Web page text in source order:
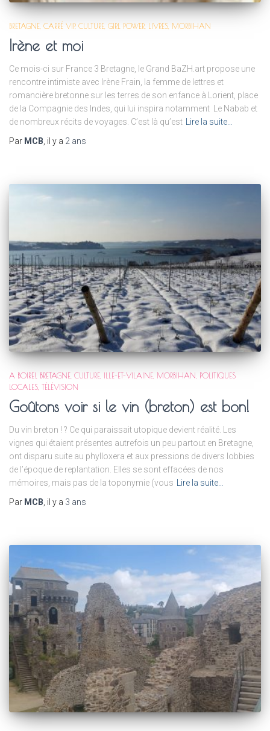
BRETAGNE CARRÉ VIP CULTURE GIRL POWER LIVRES MORBIHAN
Irène et moi
Ce mois-ci sur France 3 Bretagne, le Grand BaZH.art propose une
rencontre intimiste avec Irène Frain, la femme de lettres et
romancière bretonne sur les terres de son enfance à Lorient, place
de la Compagnie des Indes, qui lui inspira notamment Le Nabab et
de nombreux récits de voyages. C’est là qu’est
Lire la suite…
Par MCB , il y a 2 ans
A BOIRE! BRETAGNE CULTURE ILLE-ET-VILAINE MORBIHAN POLITIQUES
LOCALES TÉLÉVISION
Goûtons voir si le vin (breton) est bon!
Du vin breton ! ? Ce qui paraissait utopique devient réalité. Les
vignes qui étaient présentes autrefois un peu partout en Bretagne,
ont disparu suite au phylloxera et aux pressions de divers lobbies
de l’époque de replantation. Elles se sont effacées de nos
mémoires, mais pas de la toponymie (vous Lire la suite…
Par MCB , il y a 3 ans